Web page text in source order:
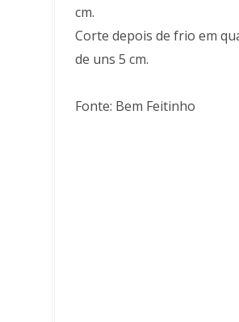
cm.
Corte depois de frio em
de uns 5 cm.
Fonte: Bem Feitinho